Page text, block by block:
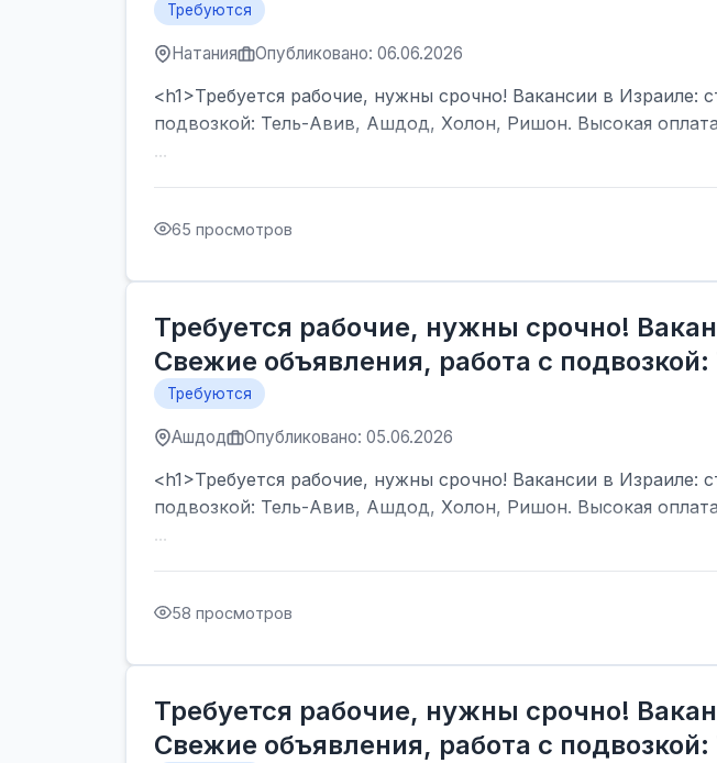
Требуются
Натания Опубликовано: 06.06.2026
<h1>Требуется рабочие, нужны срочно! Вакансии в Израиле:
подвозкой: Тель-Авив, Ашдод, Холон, Ришон. Высокая
...
65 просмотров
Требуется рабочие, нужны срочно!
Свежие объявления, работа с
Требуются
Ашдод Опубликовано: 05.06.2026
<h1>Требуется рабочие, нужны срочно! Вакансии в Израиле:
подвозкой: Тель-Авив, Ашдод, Холон, Ришон. Высокая
...
58 просмотров
Требуется рабочие, нужны срочно!
Свежие объявления, работа с